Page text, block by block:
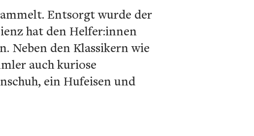
Entsorgt wurde der
hat den Helfer:innen
Neben den Klassikern wie
auch kuriose
ein Hufeisen und